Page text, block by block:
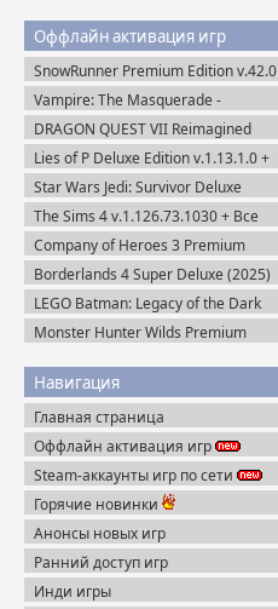
Оффлайн активация игр
SnowRunner Premium Edition v.42.0
+ Все DLC (2020) Пиратка
Vampire: The Masquerade -
Bloodlines 2 Premium Edition
v.53085 (2025) Portable
DRAGON QUEST VII Reimagined
v.1.1.1.0 + Все DLC (2026) Пиратка
Lies of P Deluxe Edition v.1.13.1.0 +
Все DLC (2023) Пиратка
Star Wars Jedi: Survivor Deluxe
Edition (2023) Steam-Rip
The Sims 4 v.1.126.73.1030 + Все
DLC (2014-2025) Portable
Company of Heroes 3 Premium
Edition (2023) RePack
Borderlands 4 Super Deluxe (2025)
Steam-Rip
LEGO Batman: Legacy of the Dark
Knight / ЛЕГО Бэтмен: Наследие
Тёмного Рыцаря (2026) Portable
Monster Hunter Wilds Premium
Навигация
Главная страница
Оффлайн активация игр
Steam-аккаунты игр по сети
Горячие новинки
Анонсы новых игр
Ранний доступ игр
Инди игры